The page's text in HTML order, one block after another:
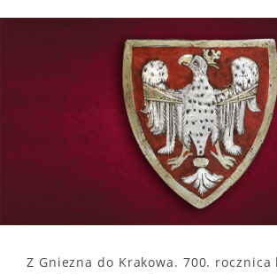
Z Gniezna do Krakowa. 700. rocznica